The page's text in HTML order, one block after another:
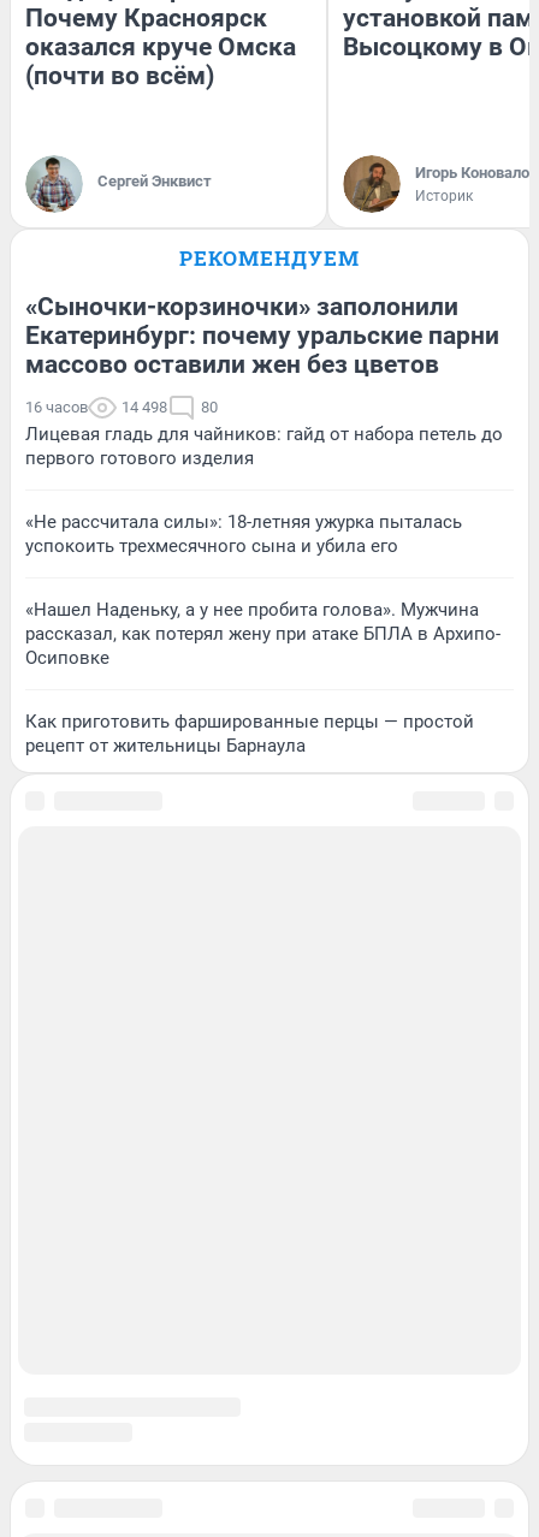
Почему Красноярск
оказался круче Омска
(почти во всём)
Сергей Энквист
установкой
Высоцкому в
Игорь Коновалов
Историк
РЕКОМЕНДУЕМ
«Сыночки-корзиночки» заполонили
Екатеринбург: почему уральские парни
массово оставили жен без цветов
16 часов 14 498 80
Лицевая гладь для чайников: гайд от набора петель до
первого готового изделия
«Не рассчитала силы»: 18-летняя ужурка пыталась
успокоить трехмесячного сына и убила его
«Нашел Наденьку, а у нее пробита голова». Мужчина
рассказал, как потерял жену при атаке БПЛА в Архипо-
Осиповке
Как приготовить фаршированные перцы — простой
рецепт от жительницы Барнаула